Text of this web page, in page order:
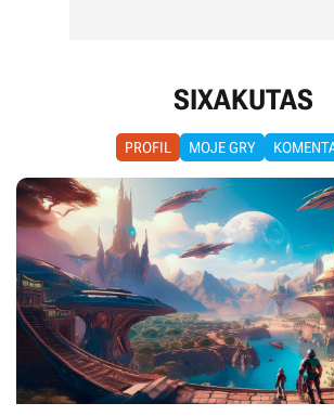
SIXAKUTAS
PROFIL MOJE GRY